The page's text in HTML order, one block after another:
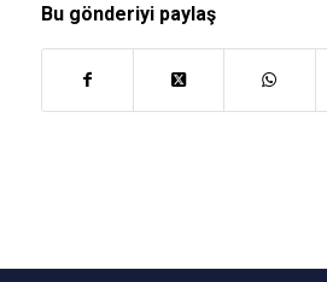
Bu gönderiyi paylaş